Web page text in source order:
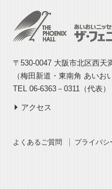
〒530-0047 大阪市北区西天
（梅田新道・東南角 あいお
TEL 06-6363－0311（代表）
アクセス
よくあるご質問 プライバシ